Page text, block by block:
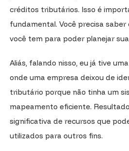
créditos tributários. Isso é
fundamental. Você precisa
você tem para poder planejar
Aliás, falando nisso, eu já tive
onde uma empresa deixou de
tributário porque não tinha um
mapeamento eficiente.
significativa de recursos que
utilizados para outros fins.